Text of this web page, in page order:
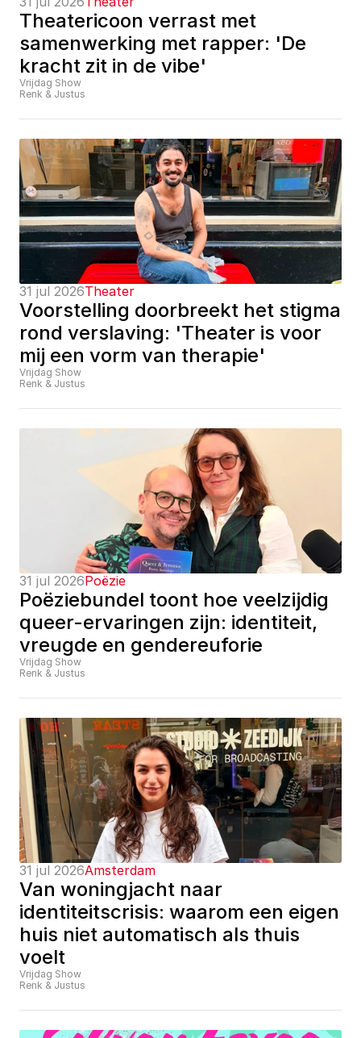
Theatericoon verrast met
samenwerking met rapper: 'De
kracht zit in de vibe'
Vrijdag Show
Renk & Justus
31 jul 2026Theater
Voorstelling doorbreekt het stigma
rond verslaving: 'Theater is voor
mij een vorm van therapie'
Vrijdag Show
Renk & Justus
31 jul 2026Poëzie
Poëziebundel toont hoe veelzijdig
queer-ervaringen zijn: identiteit,
vreugde en gendereuforie
Vrijdag Show
Renk & Justus
31 jul 2026Amsterdam
Van woningjacht naar
identiteitscrisis: waarom een eigen
huis niet automatisch als thuis
voelt
Vrijdag Show
Renk & Justus